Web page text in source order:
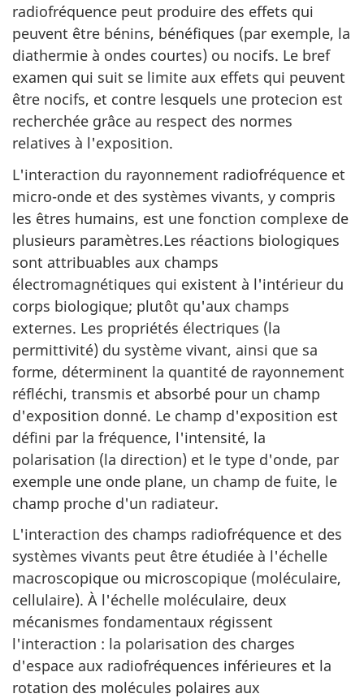
radiofréquence peut produire des effets qui
peuvent être bénins, bénéfiques (par exemple, la
diathermie à ondes courtes) ou nocifs. Le bref
examen qui suit se limite aux effets qui peuvent
être nocifs, et contre lesquels une protecion est
recherchée grâce au respect des normes
relatives à l'exposition.
L'interaction du rayonnement radiofréquence et
micro-onde et des systèmes vivants, y compris
les êtres humains, est une fonction complexe de
plusieurs paramètres.Les réactions biologiques
sont attribuables aux champs
électromagnétiques qui existent à l'intérieur du
corps biologique; plutôt qu'aux champs
externes. Les propriétés électriques (la
permittivité) du système vivant, ainsi que sa
forme, déterminent la quantité de rayonnement
réfléchi, transmis et absorbé pour un champ
d'exposition donné. Le champ d'exposition est
défini par la fréquence, l'intensité, la
polarisation (la direction) et le type d'onde, par
exemple une onde plane, un champ de fuite, le
champ proche d'un radiateur.
L'interaction des champs radiofréquence et des
systèmes vivants peut être étudiée à l'échelle
macroscopique ou microscopique (moléculaire,
cellulaire). À l'échelle moléculaire, deux
mécanismes fondamentaux régissent
l'interaction : la polarisation des charges
d'espace aux radiofréquences inférieures et la
rotation des molécules polaires aux